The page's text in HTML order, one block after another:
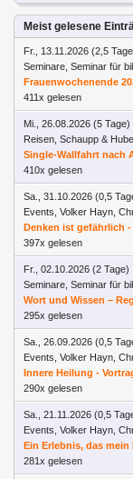
Meist gelesene
Fr., 13.11.2026 (2,5
Seminare, Seminar für
Frauenwochenende
411x gelesen
Mi., 26.08.2026 (5 Tage)
Reisen, Schaupp &
Single-Wallfahrt nach
410x gelesen
Sa., 31.10.2026 (0,5
Events, Volker Hayn,
Denken ist gefährlich
397x gelesen
Fr., 02.10.2026 (2 Tage)
Seminare, Seminar für
Wort und Wissen –
295x gelesen
Sa., 26.09.2026 (0,5
Events, Volker Hayn,
Innere Heilung -
290x gelesen
Sa., 21.11.2026 (0,5
Events, Volker Hayn,
Ein Erlebnis, das
281x gelesen